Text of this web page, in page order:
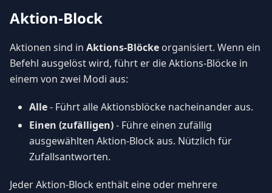
Aktion-Block
Aktionen sind in Aktions-Blöcke organisiert. Wenn ein
Befehl ausgelöst wird, führt er die Aktions-Blöcke in
einem von zwei Modi aus:
Alle- Führt alle Aktionsblöcke nacheinander aus.
Einen (zufälligen)- Führe einen zufällig
ausgewählten Aktion-Block aus. Nützlich für
Zufallsantworten.
Jeder Aktion-Block enthält eine oder mehrere